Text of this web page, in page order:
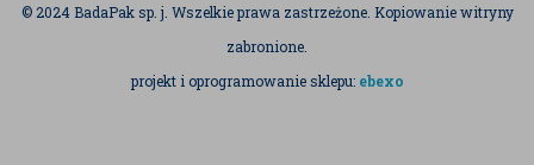
© 2024 BadaPak sp. j. Wszelkie prawa zastrzeżone. Kopiowanie witryny
zabronione.
projekt i oprogramowanie sklepu: ebexo